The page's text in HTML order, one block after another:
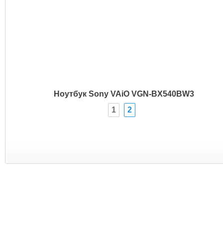
Ноутбук Sony VAiO VGN-BX540BW3
1
2